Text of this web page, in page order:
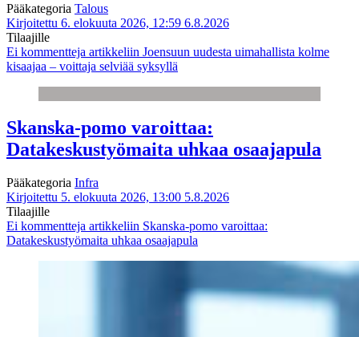
Pääkategoria Talous
Kirjoitettu 6. elokuuta 2026, 12:59 6.8.2026
Tilaajille
Ei kommentteja artikkeliin Joensuun uudesta uimahallista kolme
kisaajaa – voittaja selviää syksyllä
Skanska-pomo varoittaa:
Datakeskustyömaita uhkaa osaajapula
Pääkategoria Infra
Kirjoitettu 5. elokuuta 2026, 13:00 5.8.2026
Tilaajille
Ei kommentteja artikkeliin Skanska-pomo varoittaa:
Datakeskustyömaita uhkaa osaajapula